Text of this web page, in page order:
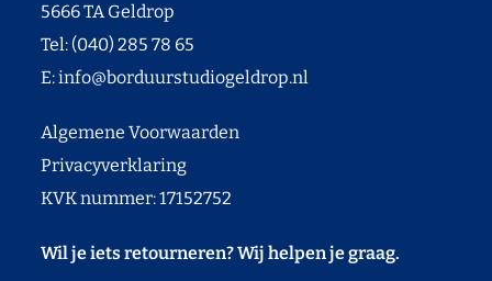
5666 TA Geldrop
Tel: (040) 285 78 65
E:info@borduurstudiogeldrop.nl
Algemene Voorwaarden
Privacyverklaring
KVK nummer: 17152752
Wil je iets retourneren? Wij helpen je graag.